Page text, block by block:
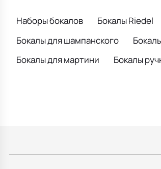
Наборы бокалов Бокалы Riedel
Бокалы для шампанского
Бокалы для мартини
Бокалы